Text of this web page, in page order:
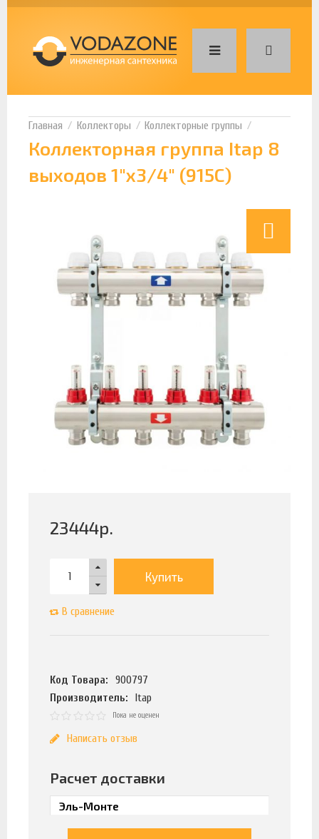
Коллекторы Коллекторные группы
Коллекторная группа Itap 8
выходов 1"х3/4" (915C)
23444р.
Купить
В сравнение
Код Товара:
900797
Производитель:
Itap
Пока не оценен
Написать отзыв
Расчет доставки